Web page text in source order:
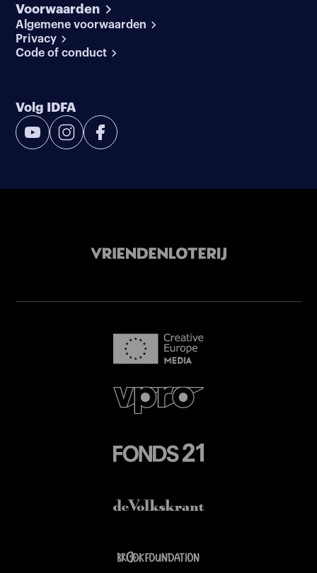
Voorwaarden
Algemene voorwaarden
Privacy
Code of conduct
Volg IDFA